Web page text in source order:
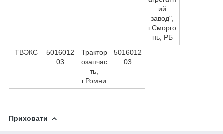
ий
завод",
г.Сморго
нь, РБ
ТВЭКС
5016012
03
Трактор
озапчас
ть,
г.Ромни
5016012
03
Приховати